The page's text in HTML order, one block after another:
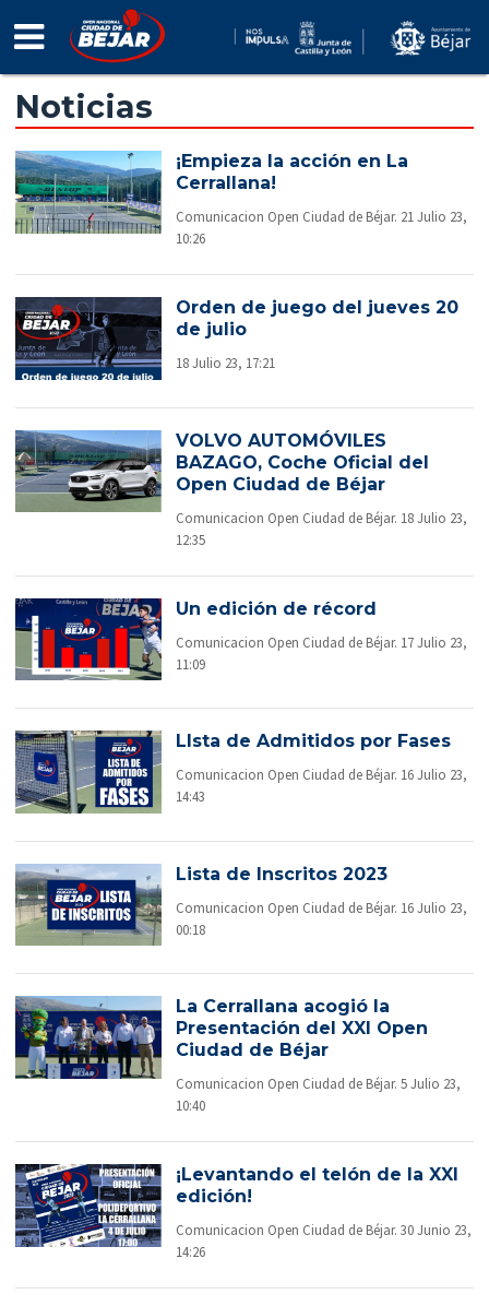
INFO
TORNEO
NOTICIAS
FOTOS
VÍDEOS
INSCRIPCIÓN
2026
Noticias
¡Empieza la acción en La
Cerrallana!
Comunicacion Open Ciudad de Béjar. 21 Julio 23,
10:26
Orden de juego del jueves 20
de julio
18 Julio 23, 17:21
VOLVO AUTOMÓVILES
BAZAGO, Coche Oficial del
Open Ciudad de Béjar
Comunicacion Open Ciudad de Béjar. 18 Julio 23,
12:35
Un edición de récord
Comunicacion Open Ciudad de Béjar. 17 Julio 23,
11:09
LIsta de Admitidos por Fases
Comunicacion Open Ciudad de Béjar. 16 Julio 23,
14:43
Lista de Inscritos 2023
Comunicacion Open Ciudad de Béjar. 16 Julio 23,
00:18
La Cerrallana acogió la
Presentación del XXI Open
Ciudad de Béjar
Comunicacion Open Ciudad de Béjar. 5 Julio 23,
10:40
¡Levantando el telón de la XXI
edición!
Comunicacion Open Ciudad de Béjar. 30 Junio 23,
14:26